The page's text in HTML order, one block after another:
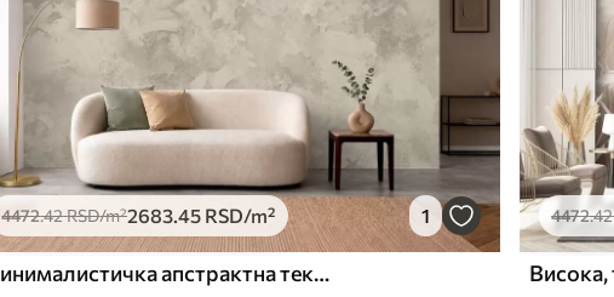
4472.42RSD/m²2683 .45 RSD/m² 1
Минималистичка апстрактна текстура четкице у беж тоновима
4472.42